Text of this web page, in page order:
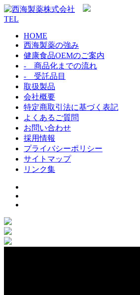
TEL
HOME
西海製薬の強み
健康食品OEMのご案内
- 商品化までの流れ
- 受託品目
取扱製品
会社概要
特定商取引法に基づく表記
よくあるご質問
お問い合わせ
採用情報
プライバシーポリシー
サイトマップ
リンク集